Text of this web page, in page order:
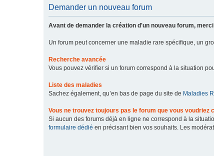
Demander un nouveau forum
Avant de demander la création d'un nouveau forum,
Un forum peut concerner une maladie rare spécifique, un
Recherche avancée
Vous pouvez vérifier si un forum correspond à la situation
Liste des maladies
Sachez également, qu’en bas de page du site de Maladies
Vous ne trouvez toujours pas le forum que vous voudriez
Si aucun des forums déjà en ligne ne correspond à la
formulaire dédié en précisant bien vos souhaits. Les